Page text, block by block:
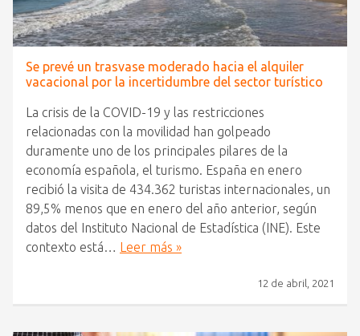
Se prevé un trasvase moderado hacia el alquiler
vacacional por la incertidumbre del sector turístico
La crisis de la COVID-19 y las restricciones
relacionadas con la movilidad han golpeado
duramente uno de los principales pilares de la
economía española, el turismo. España en enero
recibió la visita de 434.362 turistas internacionales, un
89,5% menos que en enero del año anterior, según
datos del Instituto Nacional de Estadística (INE). Este
contexto está… Leer más »
12 de abril, 2021